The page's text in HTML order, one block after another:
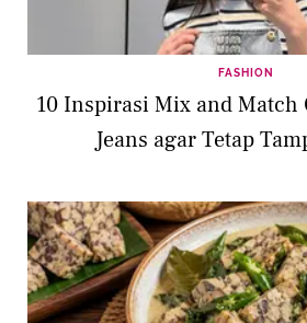
FASHION
10 Inspirasi Mix and Match
Jeans agar Tetap